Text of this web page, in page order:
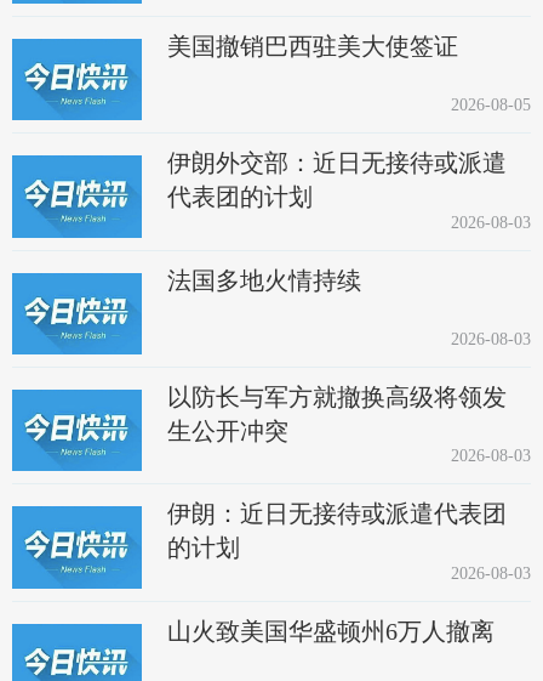
美国撤销巴西驻美大使签证
2026-08-05
伊朗外交部：近日无接待或派遣
代表团的计划
2026-08-03
法国多地火情持续
2026-08-03
以防长与军方就撤换高级将领发
生公开冲突
2026-08-03
伊朗：近日无接待或派遣代表团
的计划
2026-08-03
山火致美国华盛顿州6万人撤离